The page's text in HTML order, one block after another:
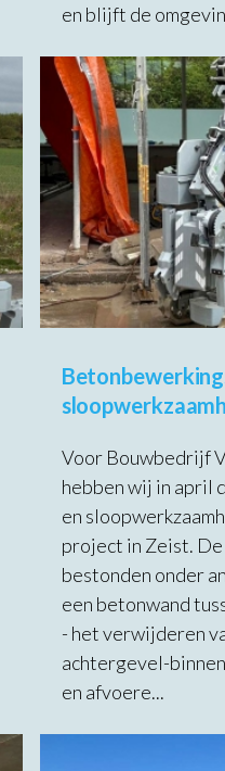
en blijft de
Voor Bouwbedrijf
hebben wij in april
en
project in Zeist.
bestonden onder
een betonwand
- het verwijderen
achtergevel-
en afvoere...